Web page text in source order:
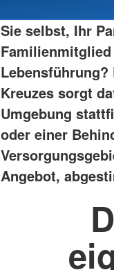
Sie selbst, Ihr
Lebensführung?
Kreuzes sorgt
Umgebung
oder einer
Angebot,